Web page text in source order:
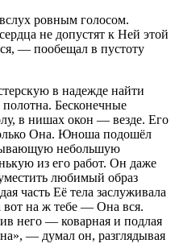
ровным голосом.
не допустят к Ней этой
— пообещал в пустоту
в надежде найти
Бесконечные
в нишах окон — везде. Его
Она. Юноша подошёл
небольшую
из его работ. Он даже
любимый образ
часть Её тела заслуживала
вот на ж тебе — Она вся.
него — коварная и подлая
— думал он, разглядывая